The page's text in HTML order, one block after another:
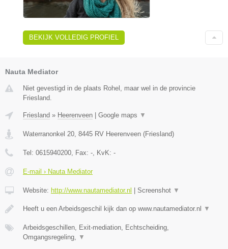
BEKIJK VOLLEDIG PROFIEL
Nauta Mediator
Niet gevestigd in de plaats Rohel, maar wel in de provincie
Friesland.
Friesland » Heerenveen Google maps ▼
Waterranonkel 20 8445 RV Heerenveen (Friesland)
Tel: 0615940200 , Fax: - , KvK: -
E-mail › Nauta Mediator
Website: http://www.nautamediator.nl Screenshot ▼
Heeft u een Arbeidsgeschil kijk dan op www.nautamediator.nl ▼
Arbeidsgeschillen, Exit-mediation, Echtscheiding,
Omgangsregeling,
▼